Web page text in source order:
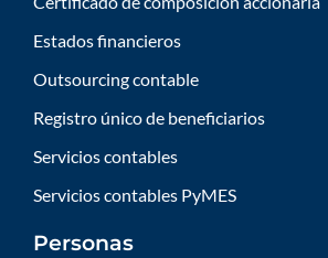
Estados financieros
Outsourcing contable
Registro único de beneficiarios
Servicios contables
Servicios contables PyMES
Personas